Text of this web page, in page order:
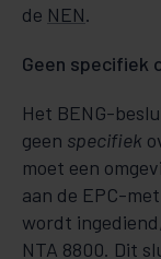
de NEN.
Geen specifiek
Het BENG-
geen specifiek
moet een
aan de EPC-
wordt
NTA 8800. Dit